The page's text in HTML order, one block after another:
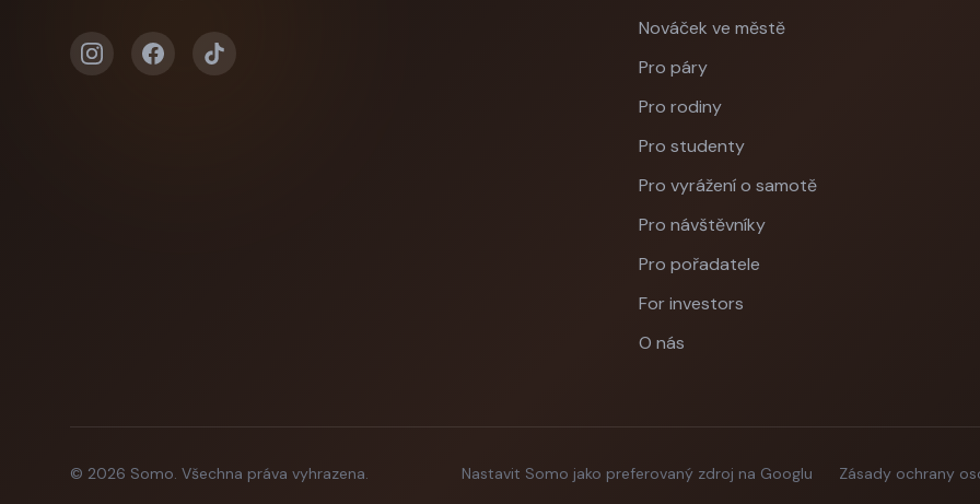
Nováček ve městě
Pro páry
Pro rodiny
Pro studenty
Pro vyrážení o samotě
Pro návštěvníky
Pro pořadatele
For investors
O nás
© 2026 Somo. Všechna práva vyhrazena. Nastavit Somo jako preferovaný zdroj na Googlu Zásady ochrany